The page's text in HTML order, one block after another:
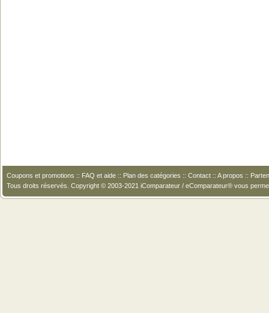
Coupons et promotions :: FAQ et aide :: Plan des catégories :: Contact :: A propos ::
Tous droits réservés. Copyright © 2003-2021 iComparateur / eComparateur® vous